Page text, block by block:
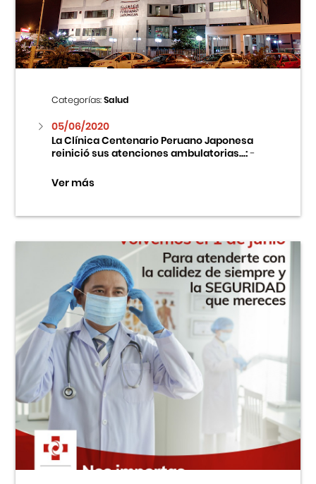
Centro Cultural Peruano Japonés
Cursos
Museo de la Inmigración Japonesa
Fondo Editorial
Teatro Peruano Japonés
Categorías:Salud
05/06/2020
La Clínica Centenario Peruano Japonesa
reinició sus atenciones ambulatorias...:-
Ver más